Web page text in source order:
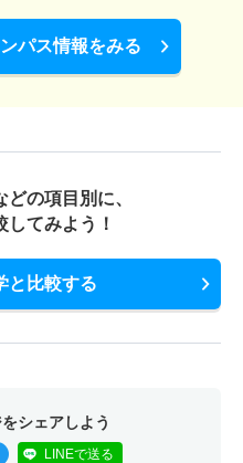
パス情報をみる
の項目別に、
してみよう！
と比較する
シェアしよう
LINEで送る